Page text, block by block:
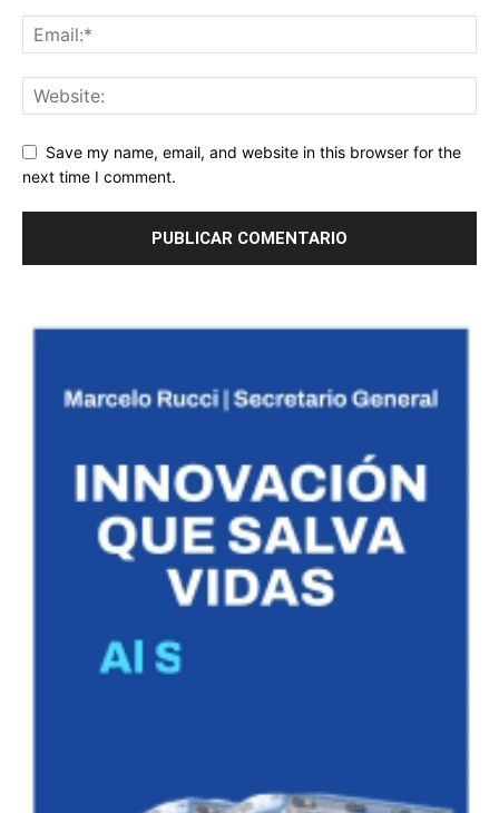
Save my name, email, and website in this browser for the
next time I comment.